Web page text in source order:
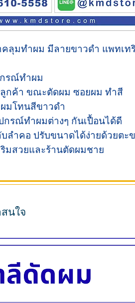
ลุมทำผม มีลายขาวดำ แพทเ
รณ์ทำผม
กค้า ขณะตัดผม ซอยผม ทำสี
มโทนสีขาวดำ
กรณ์ทำผมต่างๆ กันเปื้อนได้ดี
ลำคอ ปรับขนาดได้ง่ายด้วยตะ
มสวยและร้านตัดผมชาย
นใจ